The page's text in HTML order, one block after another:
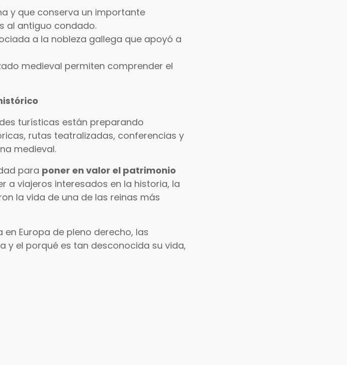
y que conserva un importante
al antiguo condado.
a la nobleza gallega que apoyó a
medieval permiten comprender el
turísticas están preparando
rutas teatralizadas, conferencias y
medieval.
para poner en valor el patrimonio
a viajeros interesados en la historia, la
la vida de una de las reinas más
Europa de pleno derecho, las
y el porqué es tan desconocida su vida,